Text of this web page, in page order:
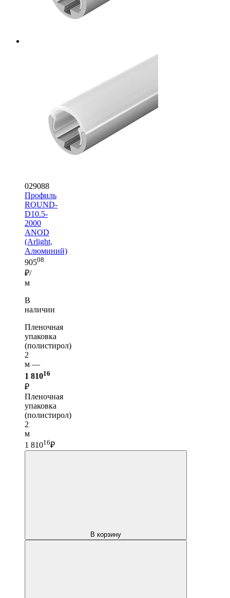
029088
Профиль
ROUND-
D10.5-
2000
ANOD
(Arlight,
Алюминий)
90508
₽/
м
В
наличии
Пленочная
упаковка
(полистирол)
2
м —
1 81016
₽
Пленочная
упаковка
(полистирол)
2
м
1 81016₽
В корзину